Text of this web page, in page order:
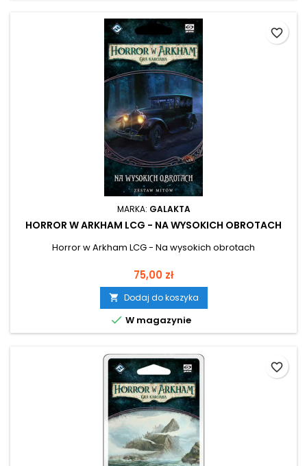
MARKA: GALAKTA
HORROR W ARKHAM LCG - NA WYSOKICH OBROTACH
Horror w Arkham LCG - Na wysokich obrotach
Cena
75,00 zł
 Dodaj do koszyka
 W magazynie
favorite_border
favorite_border